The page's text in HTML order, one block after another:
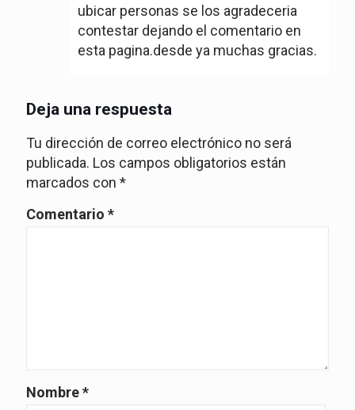
ubicar personas se los agradeceria
contestar dejando el comentario en
esta pagina.desde ya muchas gracias.
Deja una respuesta
Tu dirección de correo electrónico no será
publicada. Los campos obligatorios están
marcados con *
Comentario *
Nombre*